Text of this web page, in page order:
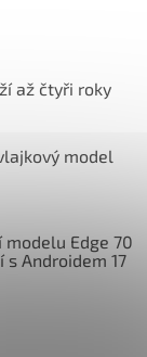
až čtyři roky
model
Edge 70
Androidem 17